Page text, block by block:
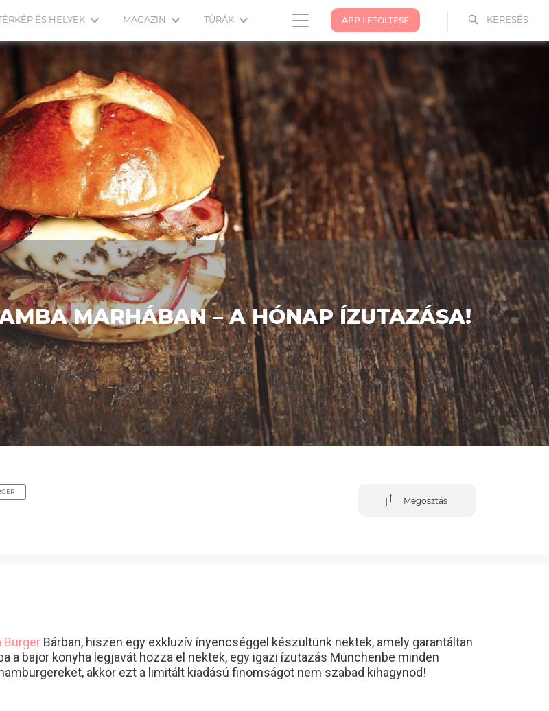
KERESÉS
APP LETÖLTÉSE
ÉS HELYEK MAGAZIN TÚRÁK
MARHÁBAN – A HÓNAP ÍZUTAZÁSA!
Megosztás
Burger Bárban, hiszen egy exkluzív ínyencséggel készültünk nektek, amely garantáltan
a bajor konyha legjavát hozza el nektek, egy igazi ízutazás Münchenbe minden
akkor ezt a limitált kiadású finomságot nem szabad kihagynod!